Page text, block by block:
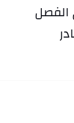
الفصل